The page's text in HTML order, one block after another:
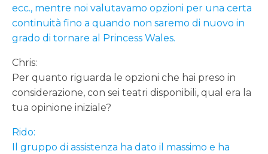
ecc., mentre noi valutavamo opzioni per una certa
continuità fino a quando non saremo di nuovo in
grado di tornare al Princess Wales.
Chris:
Per quanto riguarda le opzioni che hai preso in
considerazione, con sei teatri disponibili, qual era la
tua opinione iniziale?
Rido:
Il gruppo di assistenza ha dato il massimo e ha